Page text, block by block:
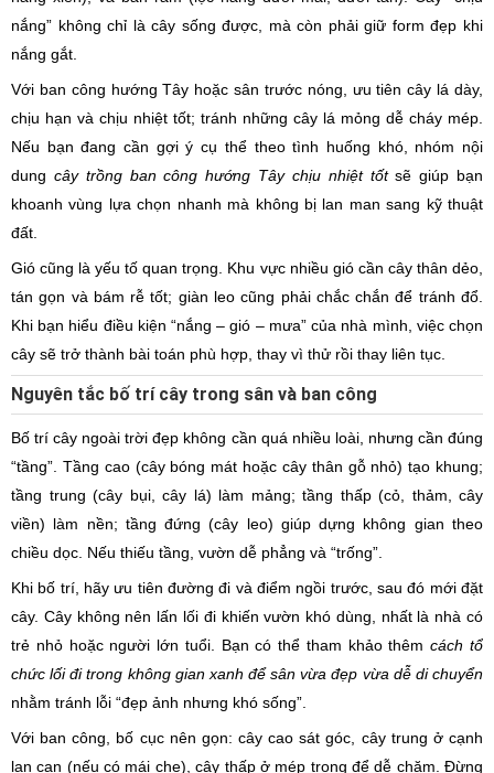
nắng” không chỉ là cây sống được, mà còn phải giữ form đẹp khi
nắng gắt.
Với ban công hướng Tây hoặc sân trước nóng, ưu tiên cây lá dày,
chịu hạn và chịu nhiệt tốt; tránh những cây lá mỏng dễ cháy mép.
Nếu bạn đang cần gợi ý cụ thể theo tình huống khó, nhóm nội
dung cây trồng ban công hướng Tây chịu nhiệt tốtsẽ giúp bạn
khoanh vùng lựa chọn nhanh mà không bị lan man sang kỹ thuật
đất.
Gió cũng là yếu tố quan trọng. Khu vực nhiều gió cần cây thân dẻo,
tán gọn và bám rễ tốt; giàn leo cũng phải chắc chắn để tránh đổ.
Khi bạn hiểu điều kiện “nắng – gió – mưa” của nhà mình, việc chọn
cây sẽ trở thành bài toán phù hợp, thay vì thử rồi thay liên tục.
Nguyên tắc bố trí cây trong sân và ban công
Bố trí cây ngoài trời đẹp không cần quá nhiều loài, nhưng cần đúng
“tầng”. Tầng cao (cây bóng mát hoặc cây thân gỗ nhỏ) tạo khung;
tầng trung (cây bụi, cây lá) làm mảng; tầng thấp (cỏ, thảm, cây
viền) làm nền; tầng đứng (cây leo) giúp dựng không gian theo
chiều dọc. Nếu thiếu tầng, vườn dễ phẳng và “trống”.
Khi bố trí, hãy ưu tiên đường đi và điểm ngồi trước, sau đó mới đặt
cây. Cây không nên lấn lối đi khiến vườn khó dùng, nhất là nhà có
trẻ nhỏ hoặc người lớn tuổi. Bạn có thể tham khảo thêmcách tổ
chức lối đi trong không gian xanh để sân vừa đẹp vừa dễ di chuyển
nhằm tránh lỗi “đẹp ảnh nhưng khó sống”.
Với ban công, bố cục nên gọn: cây cao sát góc, cây trung ở cạnh
lan can (nếu có mái che), cây thấp ở mép trong để dễ chăm. Đừng